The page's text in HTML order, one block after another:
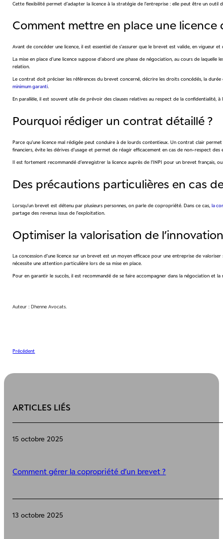
Cette flexibilité permet d’adapter la licence à la stratégie de l’entreprise : elle peut être un
Comment mettre en place une licence
Avant de concéder une licence, il est essentiel de s’assurer que le brevet est valide, en vigueur
La mise en place d’une licence suppose d’abord une phase de négociation, au cours de
relation.
Le contrat doit préciser les références du brevet concerné, décrire les droits concédés, la
minimum garanti.
En parallèle, il est souvent utile de prévoir des clauses relatives au respect de la
Pourquoi rédiger un contrat détaillé ?
Parce qu’une licence mal rédigée peut conduire à de lourds contentieux. Un contrat clair
financiers, évite les dérives d’usage et permet de réagir efficacement en cas de non-respect des
Il est fortement recommandé d’enregistrer la licence auprès de l’INPI pour un brevet français,
Des précautions particulières en cas
Lorsqu’un brevet est détenu par plusieurs personnes, on parle de copropriété. Dans ce cas,la
partage des revenus issus de l’exploitation.
Optimiser la valorisation de
La concession d’une licence sur un brevet est un moyen efficace pour une entreprise de
nécessite une attention particulière lors de sa mise en place.
Pour en garantir le succès, il est recommandé de se faire accompagner dans la négociation et
Auteur : Dhenne Avocats.
Précédent
ARTICLES LIÉS
15 octobre 2025
Comment gérer la copropriété d’un brevet ?
13 octobre 2025